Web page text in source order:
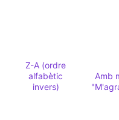
Z-A (ordre
alfabètic
invers)
Amb